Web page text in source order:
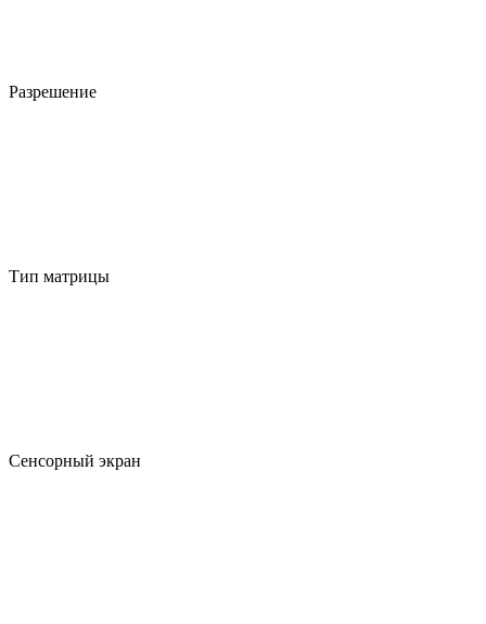
Разрешение
Тип матрицы
Сенсорный экран